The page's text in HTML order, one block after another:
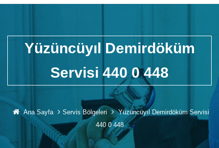
Yüzüncüyıl Demirdöküm
Servisi 440 0 448
Ana Sayfa Servis Bölgeleri
Yüzüncüyıl Demirdöküm Servisi
440 0 448